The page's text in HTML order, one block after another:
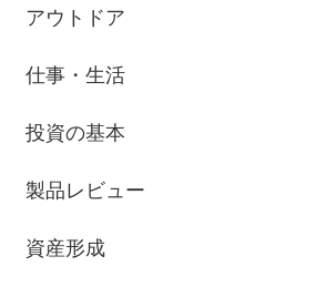
アウトドア
仕事・生活
投資の基本
製品レビュー
資産形成